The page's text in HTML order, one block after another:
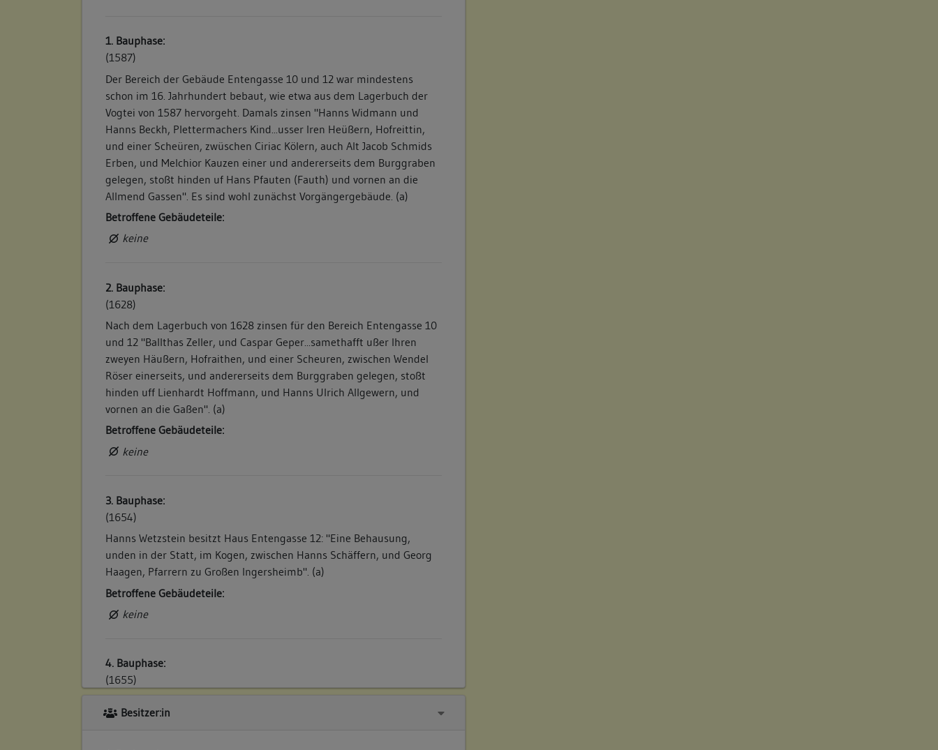
1. Bauphase:
(1587)
Der Bereich der Gebäude Entengasse 10 und 12 war mindestens
schon im 16. Jahrhundert bebaut, wie etwa aus dem Lagerbuch der
Vogtei von 1587 hervorgeht. Damals zinsen "Hanns Widmann und
Hanns Beckh, Plettermachers Kind...usser Iren Heüßern, Hofreittin,
und einer Scheüren, zwüschen Ciriac Kölern, auch Alt Jacob Schmids
Erben, und Melchior Kauzen einer und andererseits dem Burggraben
gelegen, stoßt hinden uf Hans Pfauten (Fauth) und vornen an die
Allmend Gassen". Es sind wohl zunächst Vorgängergebäude. (a)
Betroffene Gebäudeteile:
keine
2. Bauphase:
(1628)
Nach dem Lagerbuch von 1628 zinsen für den Bereich Entengasse 10
und 12 "Ballthas Zeller, und Caspar Geper...samethafft ußer Ihren
zweyen Häußern, Hofraithen, und einer Scheuren, zwischen Wendel
Röser einerseits, und andererseits dem Burggraben gelegen, stoßt
hinden uff Lienhardt Hoffmann, und Hanns Ulrich Allgewern, und
vornen an die Gaßen". (a)
Betroffene Gebäudeteile:
keine
3. Bauphase:
(1654)
Hanns Wetzstein besitzt Haus Entengasse 12: "Eine Behausung,
unden in der Statt, im Kogen, zwischen Hanns Schäffern, und Georg
Haagen, Pfarrern zu Großen Ingersheimb". (a)
Betroffene Gebäudeteile:
keine
4. Bauphase:
(1655)
unden in der Statt, im Kogen, zwischen Hanns Schäffern, und Georg
Besitzer:in